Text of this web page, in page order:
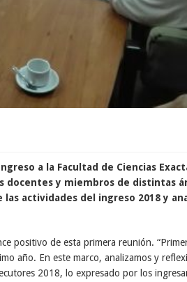
a la Facultad de Ciencias
docentes y miembros de distintas
actividades del ingreso 2018 y
positivo de esta primera reunión.
año. En este marco, analizamos y
2018, lo expresado por los